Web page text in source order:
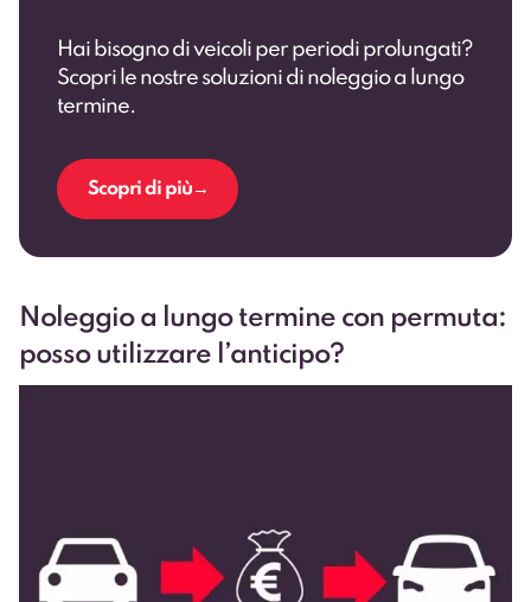
Hai bisogno di veicoli per periodi prolungati?
Scopri le nostre soluzioni di noleggio a lungo
termine.
Scopri di più
Noleggio a lungo termine con permuta:
posso utilizzare l’anticipo?